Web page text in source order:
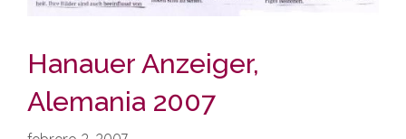
Hanauer Anzeiger,
Alemania 2007